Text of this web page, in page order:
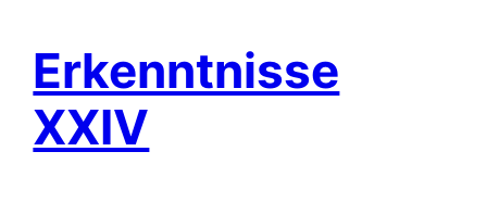
Erkenntnisse
XXIV